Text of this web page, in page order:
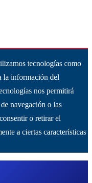
tecnologías como
la información del
nos permitirá
navegación o las
o retirar el
a ciertas características